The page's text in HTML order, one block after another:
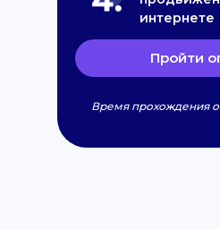
интернете
Пройти
Время прохождения